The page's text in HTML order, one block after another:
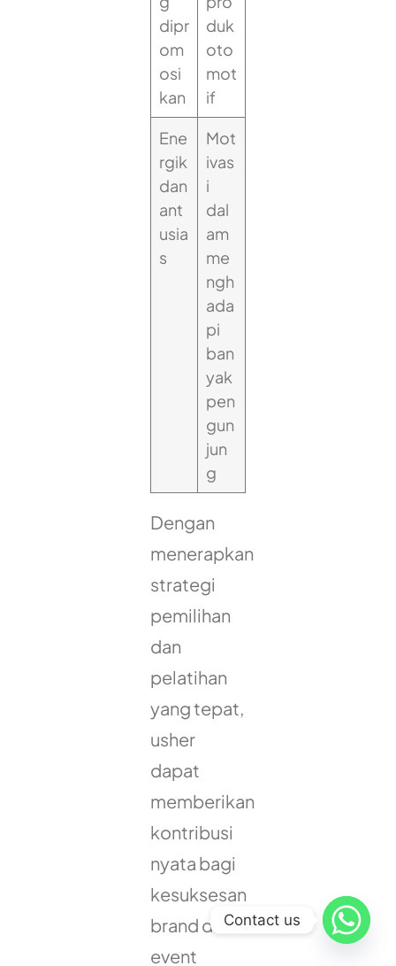
dipr
om
osi
kan
duk
oto
mot
if
Ene
rgik
dan
ant
usia
s
Mot
ivas
i
dal
am
me
ngh
ada
pi
ban
yak
pen
gun
jun
g
Dengan
menerapkan
strategi
pemilihan
dan
pelatihan
yang tepat,
usher
dapat
memberikan
kontribusi
nyata bagi
kesuksesan
brand di
event
Contact us